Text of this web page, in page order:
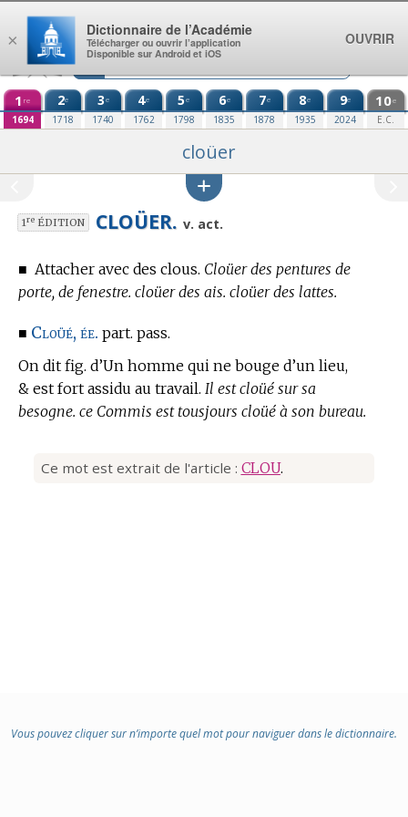
Aller au contenu
1 re
1694
2e
1718
3e
1740
4e
1762
5e
1798
6e
1835
7e
1878
8e
1935
9e
2024
10e
E.C.
cloüer
1reÉDITION CLOÜER. v. act.
■ Attacher avec des clous. Cloüer des pentures de
porte, de fenestre. cloüer des ais. cloüer des lattes.
■ Cloüé, ée. part. pass.
On dit fig. d’Un homme qui ne bouge d’un lieu,
& est fort assidu au travail. Il est cloüé sur sa
besogne. ce Commis est tousjours cloüé à son bureau.
Ce mot est extrait de l'article : CLOU.
Vous pouvez cliquer sur n’importe quel mot pour naviguer dans le dictionnaire.
×
Dictionnaire de l’Académie
Télécharger ou ouvrir l’application
Disponible sur Android et iOS
OUVRIR